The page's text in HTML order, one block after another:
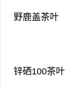
野鹿盖茶叶
锌硒100茶叶